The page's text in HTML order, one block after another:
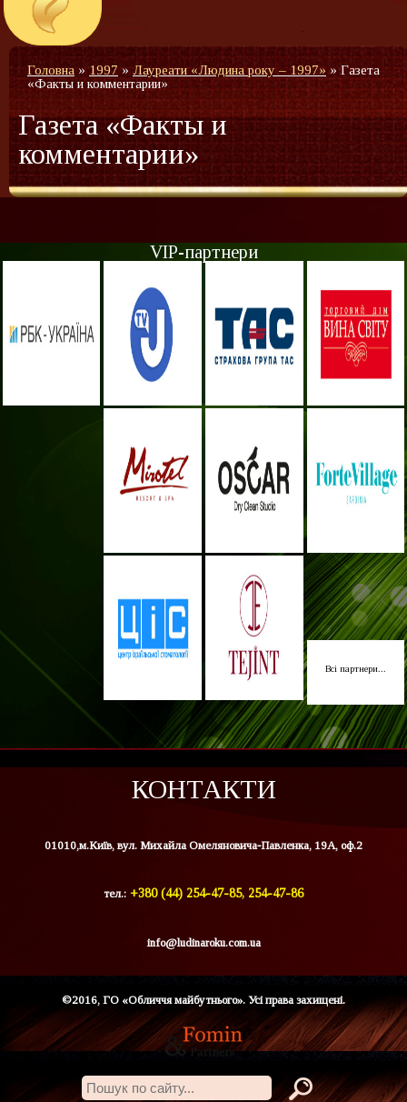
Головна»1997»Лауреати «Людина року – 1997»»Газета
«Факты и комментарии»
Газета «Факты и
комментарии»
VIP-партнери
Всі партнери...
КОНТАКТИ
01010,м.Київ, вул. Михайла Омеляновича-Павленка, 19А, оф.2
тел.: +380 (44) 254-47-85, 254-47-86
info@ludinaroku.com.ua
©2016, ГО «Обличчя майбутнього». Усі права захищені.